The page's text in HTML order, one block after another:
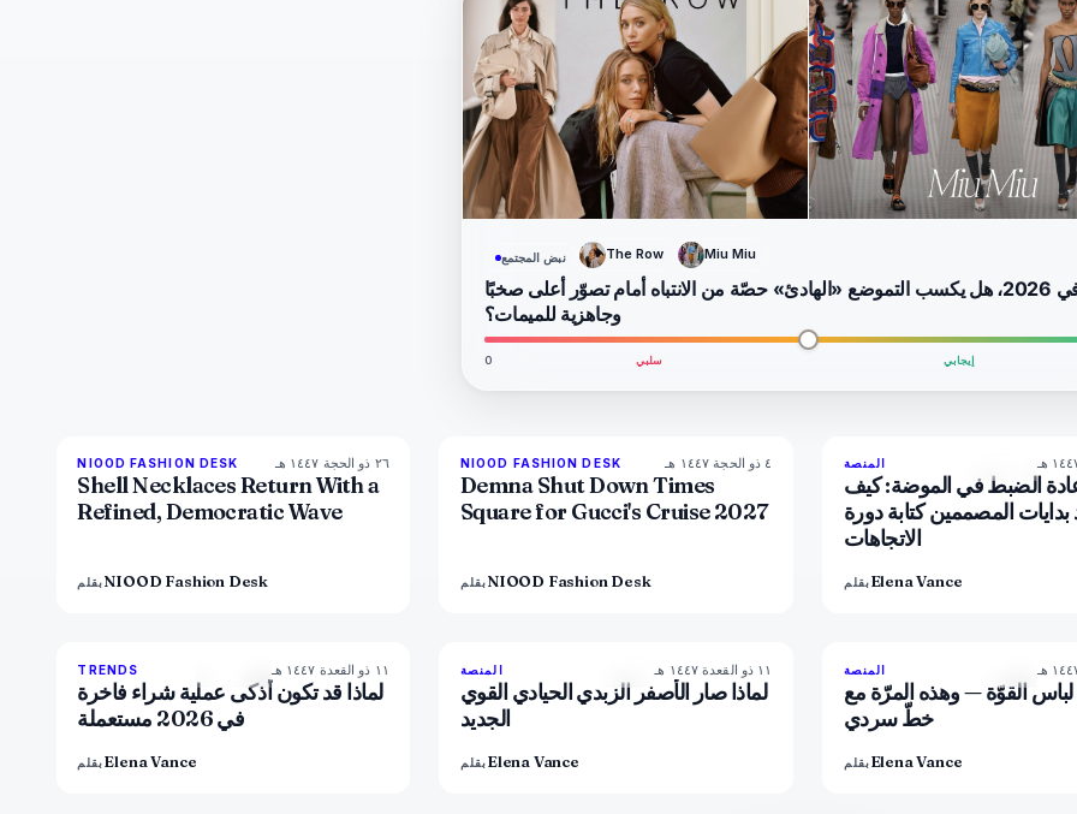
نبض المجتمع The Row Miu Miu
في 2026، هل يكسب التموضع «الهادئ» حصّة من الانتباه أمام تصوّر أعلى صخبًا
وجاهزية للميمات؟
0 سلبي إيجابي
LIVE BRIEF
NIOOD FASHION DESK ٢٦ ذو الحجة ١٤٤٧ هـ
Shell Necklaces Return With a
Refined, Democratic Wave
بقلمNIOOD Fashion Desk
LIVE BRIEF
NIOOD FASHION DESK ٤ ذو الحجة ١٤٤٧ هـ
Demna Shut Down Times
Square for Gucci's Cruise 2027
بقلمNIOOD Fashion Desk
المنصة
الضبط في الموضة: كيف
بدايات المصممين كتابة دورة
الاتجاهات
بقلمElena Vance
89% 77
TRENDS ١١ ذو القعدة ١٤٤٧ هـ
لماذا قد تكون أذكى عملية شراء فاخرة
في 2026 مستعملة
بقلمElena Vance
86% 60 المنصة ١١ ذو القعدة ١٤٤٧ هـ
لماذا صار الأصفر الزبدي الحيادي القوي
الجديد
بقلمElena Vance
المنصة
القوّة — وهذه المرّة مع
خطّ سردي
بقلمElena Vance